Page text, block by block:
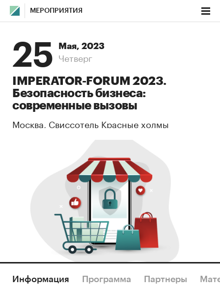
МЕРОПРИЯТИЯ
25 Мая, 2023
Четверг
IMPERATOR-FORUM 2023.
Безопасность бизнеса:
современные вызовы
Москва, Свиссотель Красные холмы
Информация Программа Партнеры